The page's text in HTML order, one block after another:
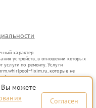
характер.
устройств, в отношении которых
по ремонту. Услуги
fixim.ru, которые не
представителями.
оборот в соответствии
услуг или введения
о предоставляемых услугах по
Вы можете
Согласен